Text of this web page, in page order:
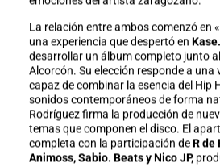
La relación entre ambos comenzó en
una experiencia que despertó en
desarrollar un álbum completo junto
Alcorcón. Su elección responde a una
capaz de combinar la esencia del Hip
sonidos contemporáneos de forma
Rodríguez firma la producción de
temas que componen el disco. El
completa con la participación deR de
Animoss, Sabio. Beats y Nico JP,